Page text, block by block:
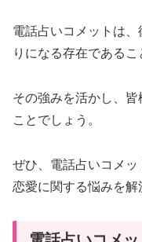
電話占いコメットは
りになる存在であるこ
その強みを活かし、
ことでしょう。
ぜひ、電話占いコメ
恋愛に関する悩みを解